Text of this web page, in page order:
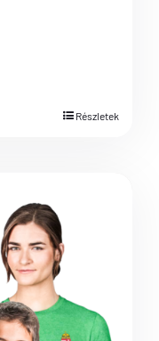
Részletek